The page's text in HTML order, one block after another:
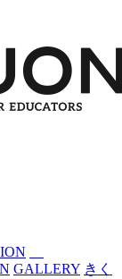
GALLERY きく